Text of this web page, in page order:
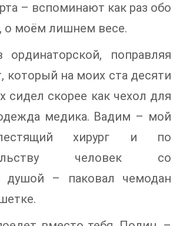
– вспоминают как раз обо
о моём лишнем весе.
поправляя
который на моих ста десяти
сидел скорее как чехол для
медика. Вадим – мой
хирург и по
человек со
душой – паковал чемодан